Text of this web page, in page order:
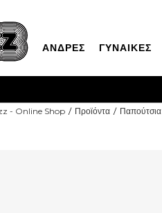
ΑΝΔΡΕΣ ΓΥΝΑΙΚΕΣ
- Online Shop Προϊόντα Παπούτσια